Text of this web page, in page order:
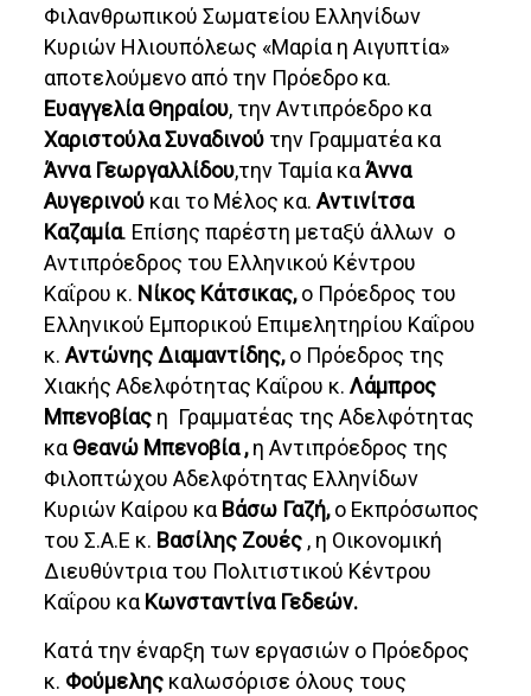
Φιλανθρωπικού Σωματείου Ελληνίδων
Κυριών Ηλιουπόλεως «Μαρία η Αιγυπτία»
αποτελούμενο από την Πρόεδρο κα.
Ευαγγελία Θηραίου, την Αντιπρόεδρο κα
Χαριστούλα Συναδινού την Γραμματέα κα
Άννα Γεωργαλλίδου,την Ταμία καΆννα
Αυγερινού και το Μέλος κα.Αντινίτσα
Καζαμία. Επίσης παρέστη μεταξύ άλλων ο
Αντιπρόεδρος του Ελληνικού Κέντρου
Καΐρου κ. Νίκος Κάτσικας,ο Πρόεδρος του
Ελληνικού Εμπορικού Επιμελητηρίου Καΐρου
κ.Αντώνης Διαμαντίδης,ο Πρόεδρος της
Χιακής Αδελφότητας Καΐρου κ. Λάμπρος
Μπενοβίας η Γραμματέας της Αδελφότητας
καΘεανώ Μπενοβία ,η Αντιπρόεδρος της
Φιλοπτώχου Αδελφότητας Ελληνίδων
Κυριών Καίρου καΒάσω Γαζή,ο Εκπρόσωπος
του Σ.Α.Ε κ. Βασίλης Ζουές , η Οικονομική
Διευθύντρια του Πολιτιστικού Κέντρου
Καΐρου καΚωνσταντίνα Γεδεών.
Κατά την έναρξη των εργασιών ο Πρόεδρος
κ. Φούμελης καλωσόρισε όλους τους